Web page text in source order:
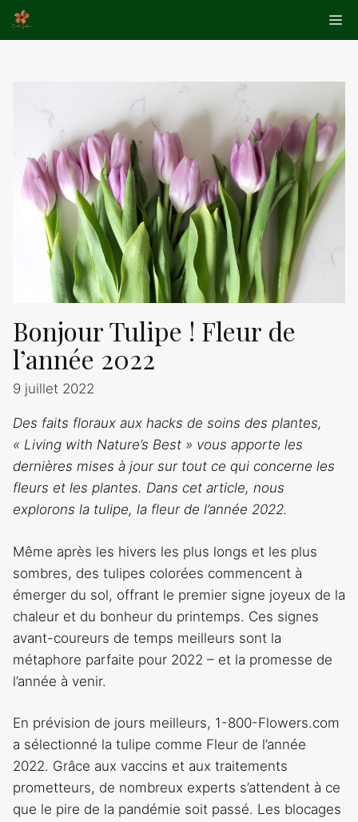
Aller
au
Bonjour Tulipe ! Fleur de
l’année 2022
9 juillet 2022
Des faits floraux aux hacks de soins des plantes,
« Living with Nature’s Best » vous apporte les
dernières mises à jour sur tout ce qui concerne les
fleurs et les plantes. Dans cet article, nous
explorons la tulipe, la fleur de l’année 2022.
Même après les hivers les plus longs et les plus
sombres, des tulipes colorées commencent à
émerger du sol, offrant le premier signe joyeux de la
chaleur et du bonheur du printemps. Ces signes
avant-coureurs de temps meilleurs sont la
métaphore parfaite pour 2022 – et la promesse de
l’année à venir.
En prévision de jours meilleurs, 1-800-Flowers.com
a sélectionné la tulipe comme Fleur de l’année
2022. Grâce aux vaccins et aux traitements
prometteurs, de nombreux experts s’attendent à ce
que le pire de la pandémie soit passé. Les blocages